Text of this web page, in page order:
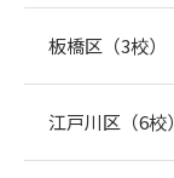
板橋区（3校）
江戸川区（6校）